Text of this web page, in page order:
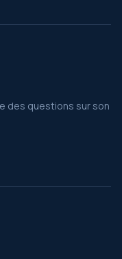
des questions sur son